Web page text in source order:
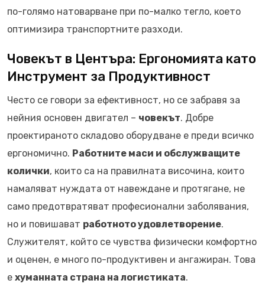
по-голямо натоварване при по-малко тегло, което
оптимизира транспортните разходи.
Човекът в Центъра: Ергономията като
Инструмент за Продуктивност
Често се говори за ефективност, но се забравя за
нейния основен двигател – човекът. Добре
проектираното складово оборудване е преди всичко
ергономично. Работните маси и обслужващите
колички, които са на правилната височина, които
намаляват нуждата от навеждане и протягане, не
само предотвратяват професионални заболявания,
но и повишават работното удовлетворение.
Служителят, който се чувства физически комфортно
и оценен, е много по-продуктивен и ангажиран. Това
е хуманната страна на логистиката.